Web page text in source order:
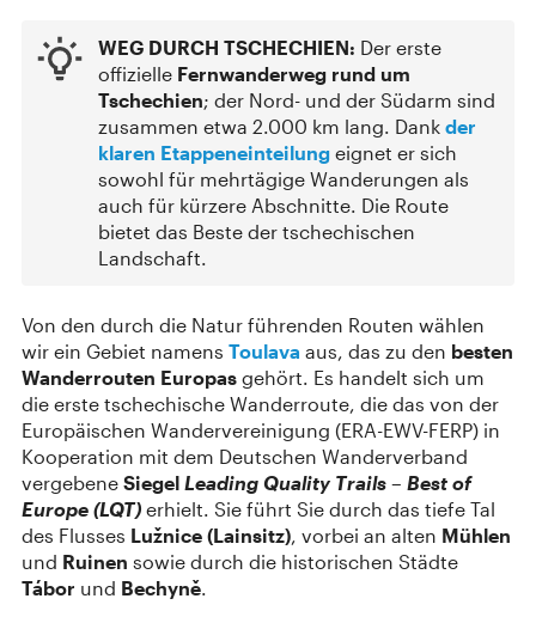
WEG DURCH TSCHECHIEN: Der erste
offizielle Fernwanderweg rund um
Tschechien; der Nord- und der Südarm sind
zusammen etwa 2.000 km lang. Dank der
klaren Etappeneinteilung eignet er sich
sowohl für mehrtägige Wanderungen als
auch für kürzere Abschnitte. Die Route
bietet das Beste der tschechischen
Landschaft.
Von den durch die Natur führenden Routen wählen
wir ein Gebiet namens Toulava aus, das zu den besten
Wanderrouten Europas gehört. Es handelt sich um
die erste tschechische Wanderroute, die das von der
Europäischen Wandervereinigung (ERA-EWV-FERP) in
Kooperation mit dem Deutschen Wanderverband
vergebene Siegel Leading Quality Trails – Best of
Europe (LQT) erhielt. Sie führt Sie durch das tiefe Tal
des Flusses Lužnice (Lainsitz), vorbei an alten Mühlen
und Ruinen sowie durch die historischen Städte
Tábor und Bechyně.